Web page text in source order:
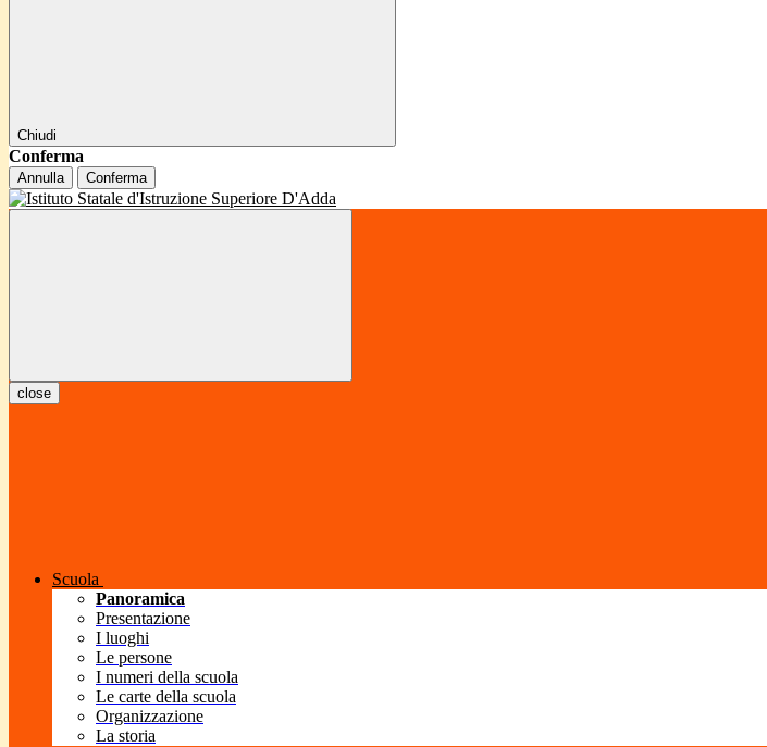
Chiudi
Conferma
Annulla Conferma
close
Scuola
Panoramica
Presentazione
I luoghi
Le persone
I numeri della scuola
Le carte della scuola
Organizzazione
La storia